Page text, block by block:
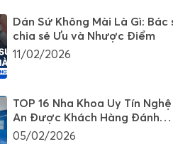
Dán Sứ Không Mài Là Gì: Bác
chia sẻ Ưu và Nhược Điểm
11/02/2026
TOP 16 Nha Khoa Uy Tín Nghệ
An Được Khách Hàng Đánh
Giá Cao
05/02/2026